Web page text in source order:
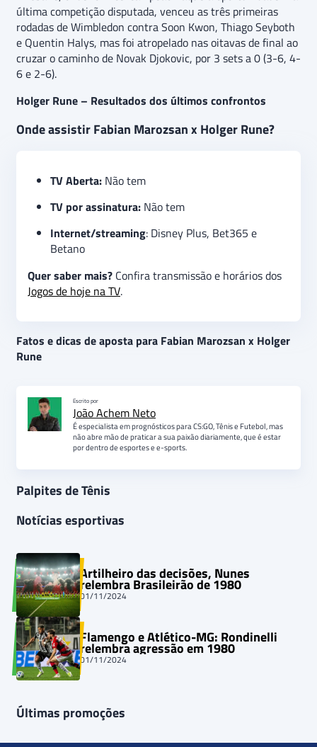
última competição disputada, venceu as três primeiras
rodadas de Wimbledon contra Soon Kwon, Thiago Seyboth
e Quentin Halys, mas foi atropelado nas oitavas de final ao
cruzar o caminho de Novak Djokovic, por 3 sets a 0 (3-6, 4-
6 e 2-6).
Holger Rune – Resultados dos últimos confrontos
Onde assistir Fabian Marozsan x Holger Rune?
TV Aberta: Não tem
TV por assinatura: Não tem
Internet/streaming: Disney Plus, Bet365 e
Betano
Quer saber mais? Confira transmissão e horários dos
Jogos de hoje na TV.
Fatos e dicas de aposta para Fabian Marozsan x Holger
Rune
Escrito por
João Achem Neto
É especialista em prognósticos para CS:GO, Tênis e Futebol, mas
não abre mão de praticar a sua paixão diariamente, que é estar
por dentro de esportes e e-sports.
Palpites de Tênis
Notícias esportivas
Artilheiro das decisões, Nunes
relembra Brasileirão de 1980
01/11/2024
Flamengo e Atlético-MG: Rondinelli
relembra agressão em 1980
01/11/2024
Últimas promoções